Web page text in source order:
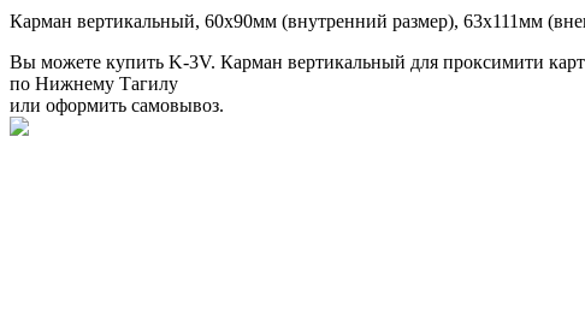
Карман вертикальный, 60x90мм (внутренний размер), 63х111мм
Вы можете купить K-3V. Карман вертикальный для проксимити карт
по Нижнему Тагилу
или оформить самовывоз.